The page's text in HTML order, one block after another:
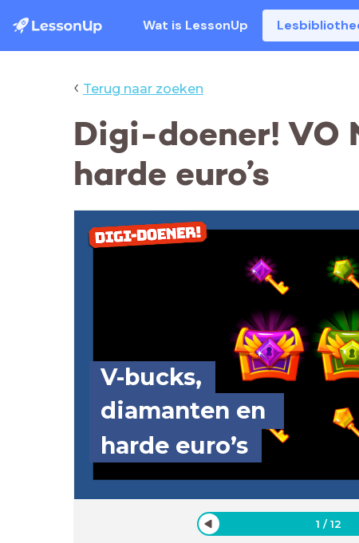
Wat is LessonUp
‹ Terug naar zoeken
Digi-doener! VO
harde euro’s
V-bucks,
diamanten en
harde euro’s
1 /12